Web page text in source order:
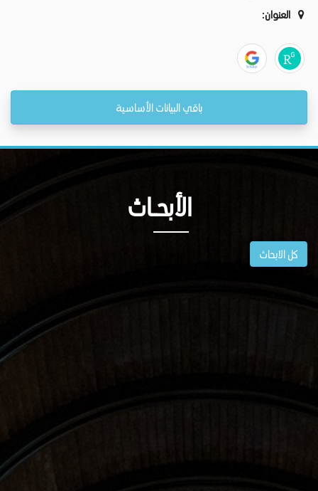
العنوان:
باقي البيانات الأساسية
الأبحــاث
كل الابحاث